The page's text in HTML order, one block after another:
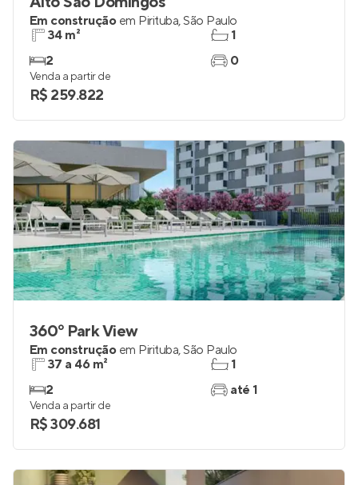
Em construção em Pirituba,São Paulo
34 m²
2
1
0
Venda a partir de
R$ 259.822
360º Park View
Em construção em Pirituba,São Paulo
37 a 46 m²
2
1
até 1
Venda a partir de
R$ 309.681